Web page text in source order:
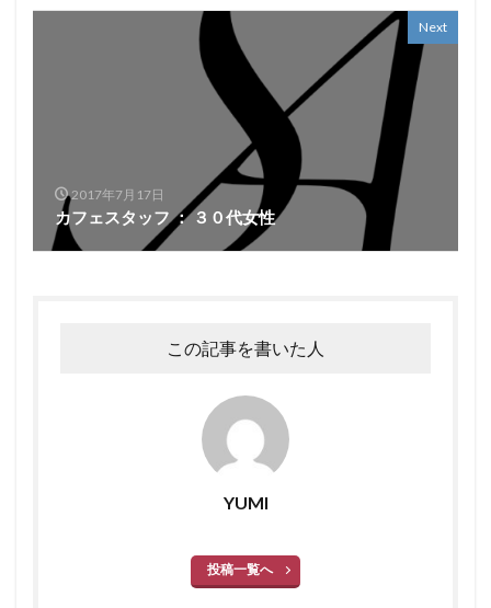
Next
2017年7月17日
カフェスタッフ ： ３０代女性
この記事を書いた人
YUMI
投稿一覧へ